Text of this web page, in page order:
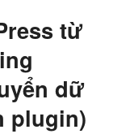
từ
dữ
plugin)